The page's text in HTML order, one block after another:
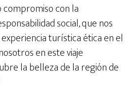
con la
social, que nos
turística ética en el
en este viaje
la belleza de la región de